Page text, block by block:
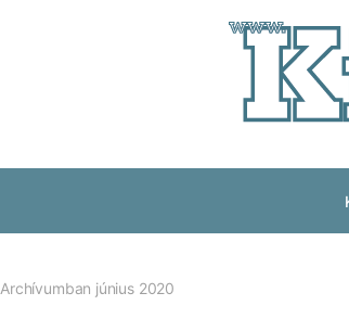
Archívumban június 2020